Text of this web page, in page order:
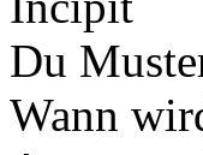
Du
Wann